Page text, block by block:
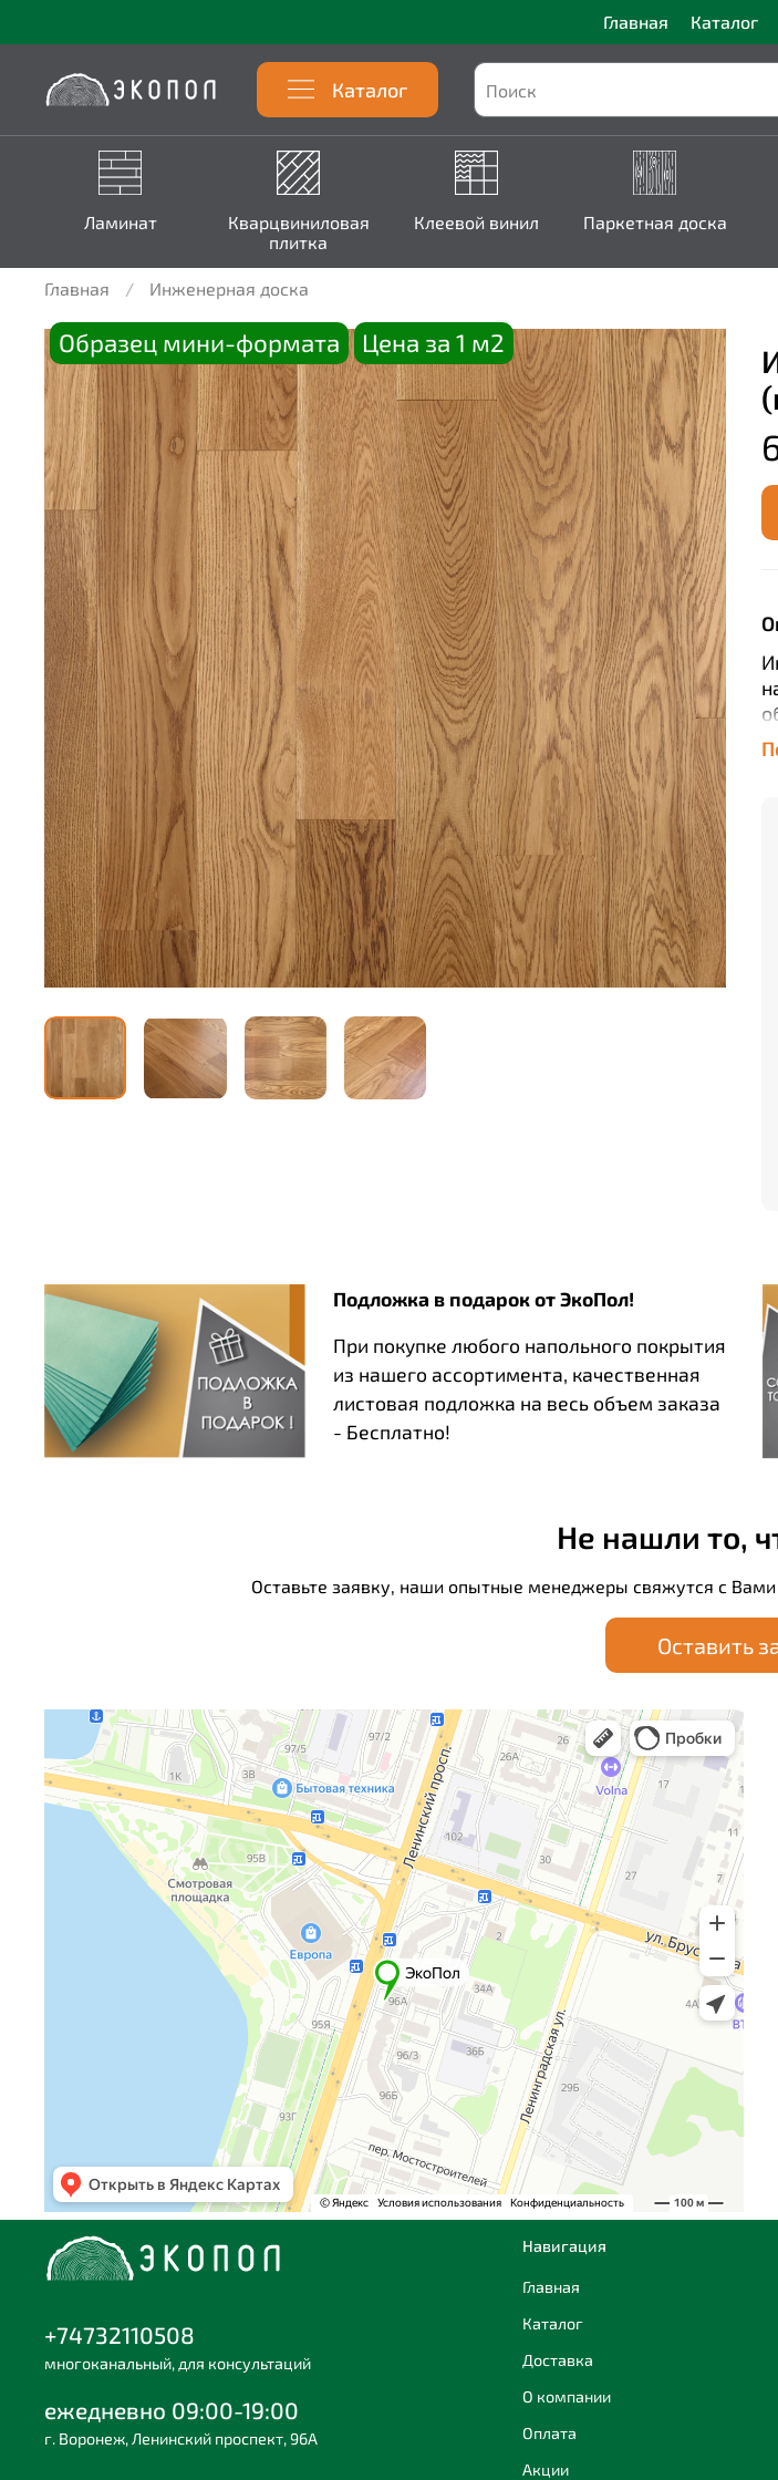
Главная Каталог
Каталог
Ламинат
Кварцвиниловая
плитка
Клеевой винил Паркетная доска
Главная Инженерная доска
Образец мини-формата Цена за 1 м2
Подложка в подарок от ЭкоПол!
При покупке любого напольного покрытия
из нашего ассортимента, качественная
листовая подложка на весь объем заказа
- Бесплатно!
Не нашли то,
Оставьте заявку, наши опытные менеджеры свяжутся с
Оставить
Навигация
Главная
Каталог
Доставка
О компании
Оплата
Акции
+74732110508
многоканальный, для консультаций
ежедневно 09:00-19:00
г. Воронеж, Ленинский проспект, 96А